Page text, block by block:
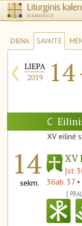
DIENA SAVAITĖ
‹ LIEPA
2019
14
C
XV eilinė
14
sekm.
XV
Įst
36ab. 37 •